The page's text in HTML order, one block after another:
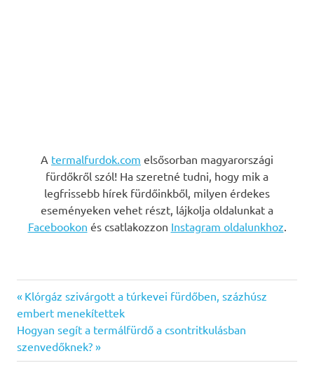
A termalfurdok.com elsősorban magyarországi
fürdőkről szól! Ha szeretné tudni, hogy mik a
legfrissebb hírek fürdőinkből, milyen érdekes
eseményeken vehet részt, lájkolja oldalunkat a
Facebookon és csatlakozzon Instagram oldalunkhoz.
Bejegyzés
navigáció
Previous
Post:
Klórgáz szivárgott a túrkevei fürdőben, százhúsz
embert menekítettek
Next
Post:
Hogyan segít a termálfürdő a csontritkulásban
szenvedőknek?